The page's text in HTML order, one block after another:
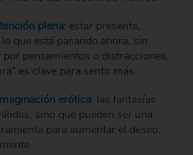
plena: estar presente,
que está pasando ahora, sin
por pensamientos o distracciones.
es clave para sentir más
erótica: las fantasías
sino que pueden ser una
para aumentar el deseo.